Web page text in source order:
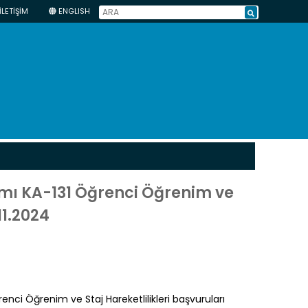
ENGLISH
KA-131 Öğrenci Öğrenim ve
Öğrenim ve Staj Hareketlilikleri başvuruları